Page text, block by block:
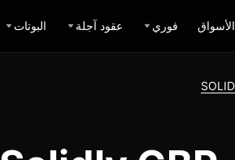
الأسواق فوري عقود آجلة البوتات